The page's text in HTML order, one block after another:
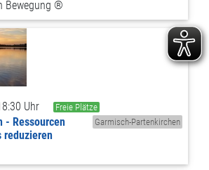
Bewegung ®
Uhr
Freie Plätze
Garmisch-Partenkirchen
- Ressourcen
reduzieren